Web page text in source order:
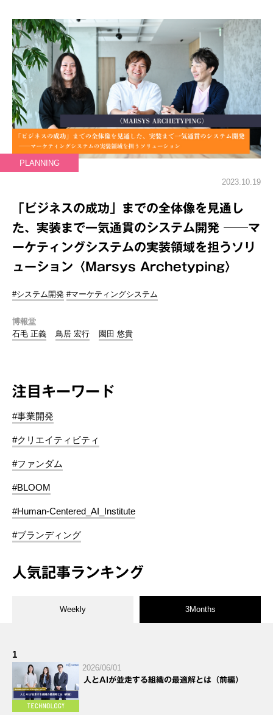
PLANNING
2023.10.19
「ビジネスの成功」までの全体像を見通し
た、実装まで一気通貫のシステム開発 ──マ
ーケティングシステムの実装領域を担うソリ
ューション〈Marsys Archetyping〉
#システム開発 #マーケティングシステム
博報堂
石毛 正義
鳥居 宏行 園田 悠貴
注目キーワード
#事業開発
#クリエイティビティ
#ファンダム
#BLOOM
#Human-Centered_AI_Institute
#ブランディング
人気記事ランキング
Weekly 3Months
1
2026/06/01
人とAIが並走する組織の最適解とは（前編）